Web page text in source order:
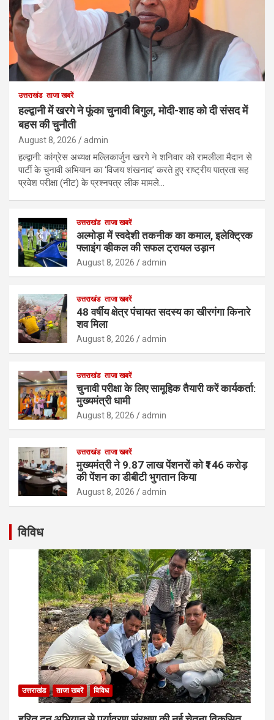
उत्तराखंड ताजा खबरें
हल्द्वानी में खरगे ने फूंका चुनावी बिगुल, मोदी-शाह को दी संसद में
बहस की चुनौती
August 8, 2026 admin
हल्द्वानी: कांग्रेस अध्यक्ष मल्लिकार्जुन खरगे ने शनिवार को रामलीला मैदान से
पार्टी के चुनावी अभियान का ‘विजय शंखनाद’ करते हुए राष्ट्रीय पात्रता सह
प्रवेश परीक्षा (नीट) के प्रश्नपत्र लीक मामले…
उत्तराखंड ताजा खबरें
अल्मोड़ा में स्वदेशी तकनीक का कमाल, इलेक्ट्रिक
फ्लाइंग व्हीकल की सफल ट्रायल उड़ान
August 8, 2026 admin
उत्तराखंड ताजा खबरें
48 वर्षीय क्षेत्र पंचायत सदस्य का खीरगंगा किनारे
शव मिला
August 8, 2026 admin
उत्तराखंड ताजा खबरें
चुनावी परीक्षा के लिए सामूहिक तैयारी करें कार्यकर्ता:
मुख्यमंत्री धामी
August 8, 2026 admin
उत्तराखंड ताजा खबरें
मुख्यमंत्री ने 9.87 लाख पेंशनरों को ₹146 करोड़
की पेंशन का डीबीटी भुगतान किया
August 8, 2026 admin
विविध
उत्तराखंड ताजा खबरें विविध